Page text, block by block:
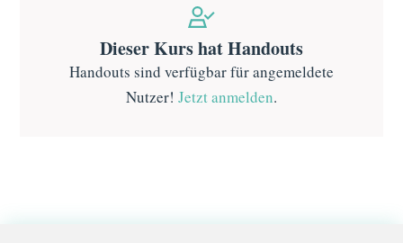
Dieser Kurs hat Handouts
Handouts sind verfügbar für angemeldete
Nutzer! Jetzt anmelden.